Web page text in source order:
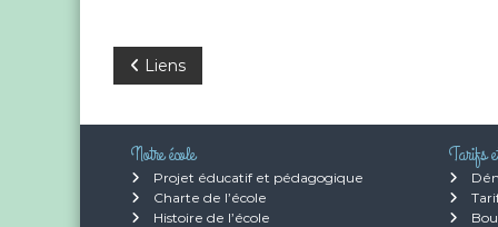
N
a
Liens
Notre école
Projet éducatif et pédagogique
Charte de l’école
Histoire de l’école
Tarifs